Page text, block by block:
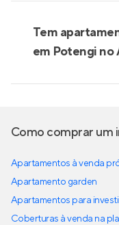
Tem
em Potengi no
Como comprar um
Apartamentos à venda
Apartamento garden
Apartamentos para
Coberturas à venda na